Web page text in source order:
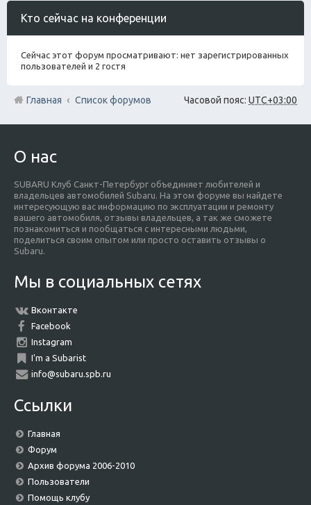
Кто сейчас на конференции
Сейчас этот форум просматривают: нет зарегистрированных
пользователей и 2 гостя
Часовой пояс: UTC+03:00
Главная Список форумов
О нас
SUBARU Клуб Санкт-Петербург объединяет любителей и
владельцев автомобилей Subaru. На этом форуме вы найдете
интересующую вас информацию по эксплуатации и ремонту
вашего автомобиля, отзывы владельцев, а так же сможете
познакомиться и пообщаться с интересными людьми,
поделиться своим опытом или просто оставить отзывы о
Subaru.
Мы в социальных сетях
Вконтакте
Facebook
Instagram
I'm a Subarist
info@subaru.spb.ru
Ссылки
Главная
Форум
Архив форума 2006-2010
Пользователи
Помощь клубу